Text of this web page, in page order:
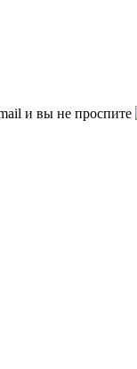
и вы не проспите